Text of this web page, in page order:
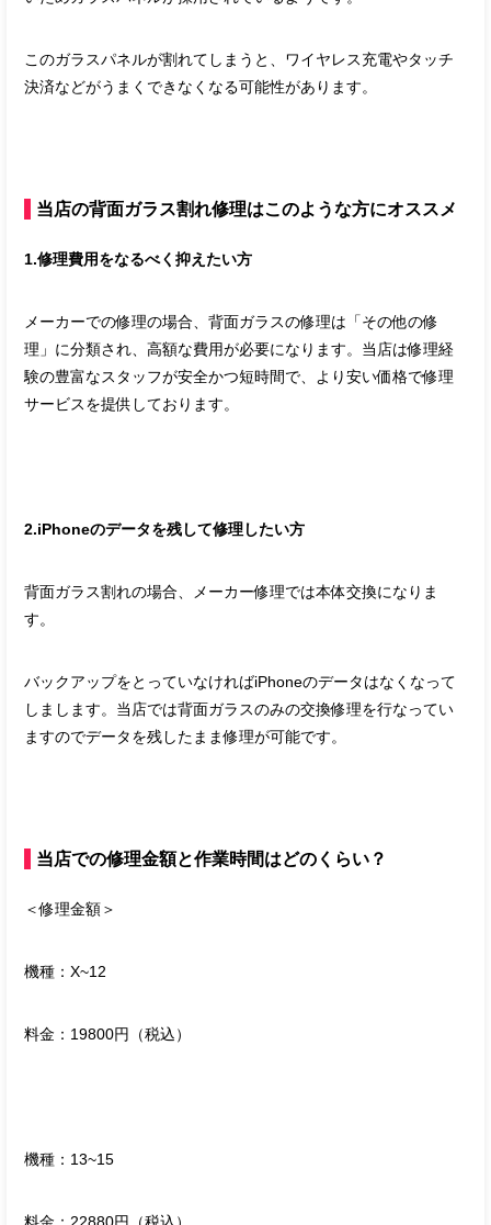
このガラスパネルが割れてしまうと、ワイヤレス充電やタッチ
決済などがうまくできなくなる可能性があります。
当店の背面ガラス割れ修理はこのような方にオススメ
1.修理費用をなるべく抑えたい方
メーカーでの修理の場合、背面ガラスの修理は「その他の修
理」に分類され、高額な費用が必要になります。当店は修理経
験の豊富なスタッフが安全かつ短時間で、より安い価格で修理
サービスを提供しております。
2.iPhoneのデータを残して修理したい方
背面ガラス割れの場合、メーカー修理では本体交換になりま
す。
バックアップをとっていなければiPhoneのデータはなくなって
しまします。当店では背面ガラスのみの交換修理を行なってい
ますのでデータを残したまま修理が可能です。
当店での修理金額と作業時間はどのくらい？
＜修理金額＞
機種：X~12
料金：19800円（税込）
機種：13~15